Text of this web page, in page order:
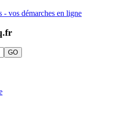
- vos démarches en ligne